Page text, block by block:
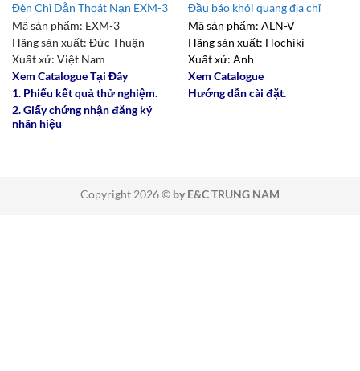
Đèn Chỉ Dẫn Thoát Nạn EXM-3
Mã sản phẩm: EXM-3
Hãng sản xuất: Đức Thuận
Xuất xứ: Việt Nam
Xem Catalogue Tại Đây
1. Phiếu kết quả thử nghiệm.
2. Giấy chứng nhận đăng ký
nhãn hiệu
Đầu báo khói quang địa chỉ
Mã sản phẩm: ALN-V
Hãng sản xuất: Hochiki
Xuất xứ: Anh
Xem Catalogue
Hướng dẫn cài đặt.
Copyright 2026 © by E&C TRUNG NAM